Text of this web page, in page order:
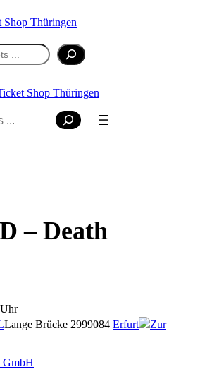
– Death
Lange Brücke 2999084 Erfurt
Zur
GmbH